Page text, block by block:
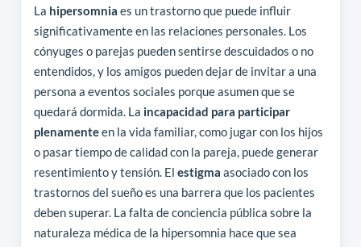
La hipersomnia es un trastorno que puede influir
significativamente en las relaciones personales. Los
cónyuges o parejas pueden sentirse descuidados o no
entendidos, y los amigos pueden dejar de invitar a una
persona a eventos sociales porque asumen que se
quedará dormida. La incapacidad para participar
plenamenteen la vida familiar, como jugar con los hijos
o pasar tiempo de calidad con la pareja, puede generar
resentimiento y tensión. El estigma asociado con los
trastornos del sueño es una barrera que los pacientes
deben superar. La falta de conciencia pública sobre la
naturaleza médica de la hipersomnia hace que sea